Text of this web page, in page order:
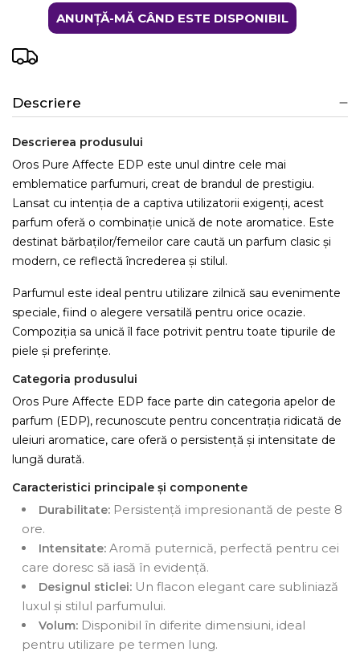
ANUNȚĂ-MĂ CÂND ESTE DISPONIBIL
Descriere
Descrierea produsului
Oros Pure Affecte EDP este unul dintre cele mai
emblematice parfumuri, creat de brandul de prestigiu.
Lansat cu intenția de a captiva utilizatorii exigenți, acest
parfum oferă o combinație unică de note aromatice. Este
destinat bărbaților/femeilor care caută un parfum clasic și
modern, ce reflectă încrederea și stilul.
Parfumul este ideal pentru utilizare zilnică sau evenimente
speciale, fiind o alegere versatilă pentru orice ocazie.
Compoziția sa unică îl face potrivit pentru toate tipurile de
piele și preferințe.
Categoria produsului
Oros Pure Affecte EDP face parte din categoria apelor de
parfum (EDP), recunoscute pentru concentrația ridicată de
uleiuri aromatice, care oferă o persistență și intensitate de
lungă durată.
Caracteristici principale și componente
Durabilitate: Persistență impresionantă de peste 8
ore.
Intensitate: Aromă puternică, perfectă pentru cei
care doresc să iasă în evidență.
Designul sticlei: Un flacon elegant care subliniază
luxul și stilul parfumului.
Volum: Disponibil în diferite dimensiuni, ideal
pentru utilizare pe termen lung.